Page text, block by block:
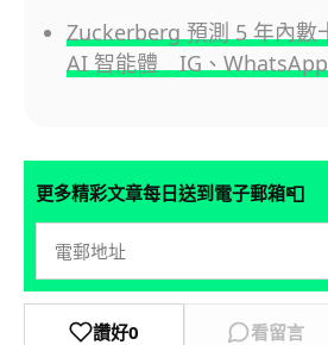
Zuckerberg 預測 5 年內數
AI 智能體 IG、
更多精彩文章每日送到電子郵箱📮
讚好0 看留言